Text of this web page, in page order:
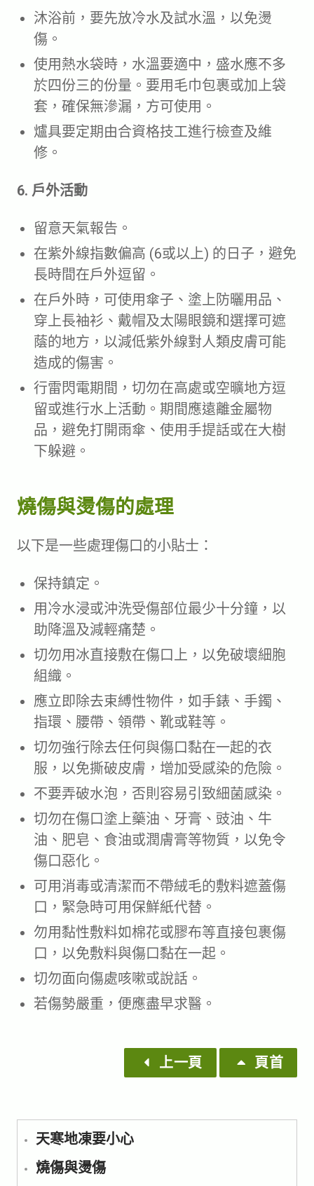
沐浴前，要先放冷水及試水溫，以免燙
傷。
使用熱水袋時，水溫要適中，盛水應不多
於四份三的份量。要用毛巾包裹或加上袋
套，確保無滲漏，方可使用。
爐具要定期由合資格技工進行檢查及維
修。
6. 戶外活動
留意天氣報告。
在紫外線指數偏高 (6或以上) 的日子，避免
長時間在戶外逗留。
在戶外時，可使用傘子、塗上防曬用品、
穿上長袖衫、戴帽及太陽眼鏡和選擇可遮
蔭的地方，以減低紫外線對人類皮膚可能
造成的傷害。
行雷閃電期間，切勿在高處或空曠地方逗
留或進行水上活動。期間應遠離金屬物
品，避免打開雨傘、使用手提話或在大樹
下躲避。
燒傷與燙傷的處理
以下是一些處理傷口的小貼士：
保持鎮定。
用冷水浸或沖洗受傷部位最少十分鐘，以
助降溫及減輕痛楚。
切勿用冰直接敷在傷口上，以免破壞細胞
組織。
應立即除去束縛性物件，如手錶、手鐲、
指環、腰帶、領帶、靴或鞋等。
切勿強行除去任何與傷口黏在一起的衣
服，以免撕破皮膚，增加受感染的危險。
不要弄破水泡，否則容易引致細菌感染。
切勿在傷口塗上藥油、牙膏、豉油、牛
油、肥皂、食油或潤膚膏等物質，以免令
傷口惡化。
可用消毒或清潔而不帶絨毛的敷料遮蓋傷
口，緊急時可用保鮮紙代替。
勿用黏性敷料如棉花或膠布等直接包裹傷
口，以免敷料與傷口黏在一起。
切勿面向傷處咳嗽或說話。
若傷勢嚴重，便應盡早求醫。
上一頁 頁首
天寒地凍要小心
燒傷與燙傷